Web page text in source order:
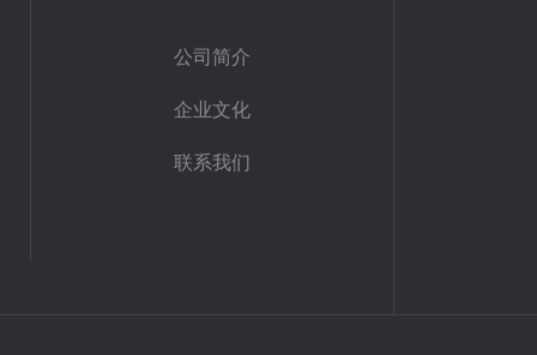
公司简介
企业文化
联系我们